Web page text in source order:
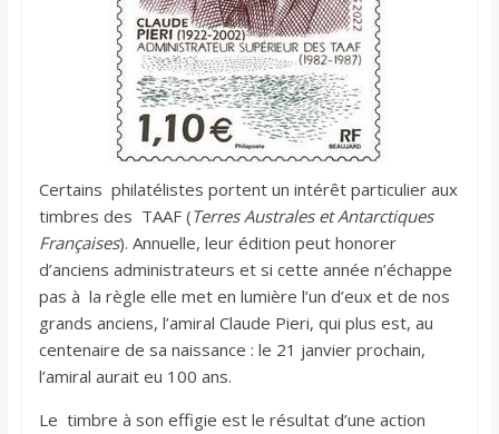
Certains philatélistes portent un intérêt particulier aux
timbres des TAAF (Terres Australes et Antarctiques
Françaises). Annuelle, leur édition peut honorer
d’anciens administrateurs et si cette année n’échappe
pas à la règle elle met en lumière l’un d’eux et de nos
grands anciens, l’amiral Claude Pieri, qui plus est, au
centenaire de sa naissance : le 21 janvier prochain,
l’amiral aurait eu 100 ans.
Le timbre à son effigie est le résultat d’une action